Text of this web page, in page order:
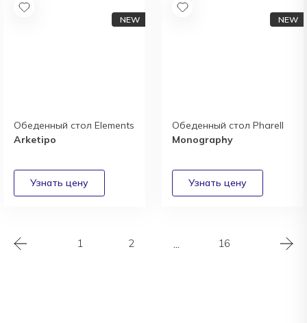
Обеденный стол Elements
Arketipo
Обеденный стол Pharell
Monography
1 2 16